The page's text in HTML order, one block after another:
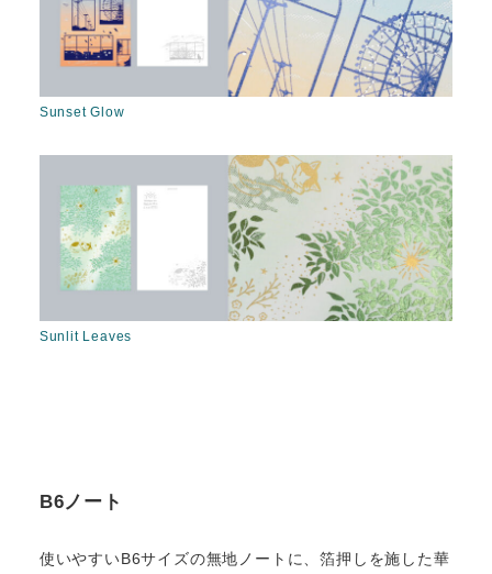
Sunset Glow
Sunlit Leaves
B6ノート
使いやすいB6サイズの無地ノートに、箔押しを施した華